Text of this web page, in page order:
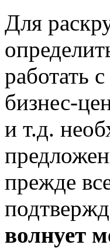
Для
работать
бизнес-
и т.д.
прежде
волнует